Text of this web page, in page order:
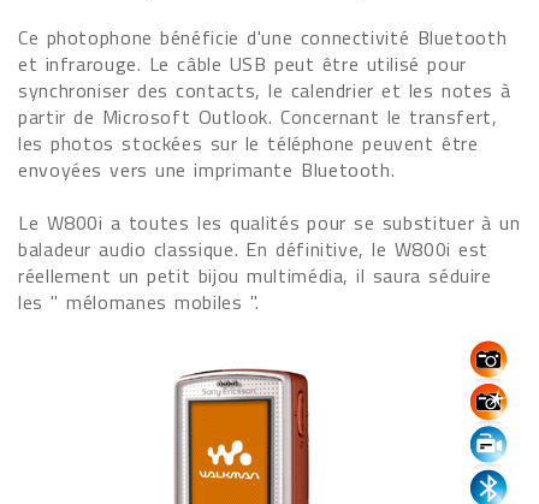
Ce photophone bénéficie d'une connectivité Bluetooth
et infrarouge. Le câble USB peut être utilisé pour
synchroniser des contacts, le calendrier et les notes à
partir de Microsoft Outlook. Concernant le transfert,
les photos stockées sur le téléphone peuvent être
envoyées vers une imprimante Bluetooth.
Le W800i a toutes les qualités pour se substituer à un
baladeur audio classique. En définitive, le W800i est
réellement un petit bijou multimédia, il saura séduire
les " mélomanes mobiles ".